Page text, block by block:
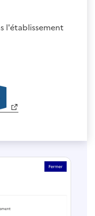
l'établissement